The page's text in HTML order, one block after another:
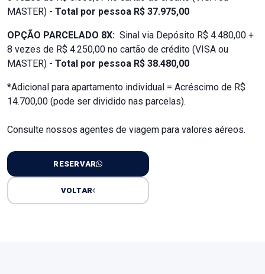
MASTER) - Total por pessoa R$ 37.975,00
OPÇÃO PARCELADO 8X: Sinal via Depósito R$ 4.480,00 +
8 vezes de R$ 4.250,00 no cartão de crédito (VISA ou
MASTER) - Total por pessoa R$ 38.480,00
*Adicional para apartamento individual = Acréscimo de R$
14.700,00 (pode ser dividido nas parcelas).
Consulte nossos agentes de viagem para valores aéreos.
RESERVAR
VOLTAR